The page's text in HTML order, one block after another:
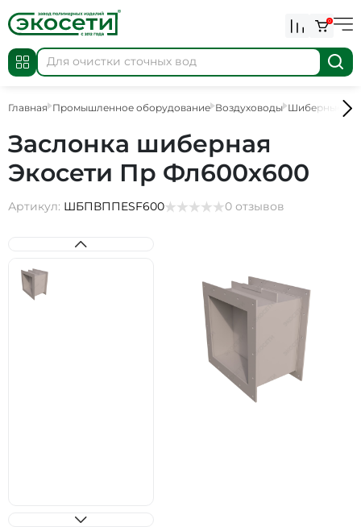
0
Главная Промышленное оборудование Воздуховоды Шиберные
Заслонка шиберная
Экосети Пр Фл600х600
Артикул: ШБПВППESF600 0 отзывов